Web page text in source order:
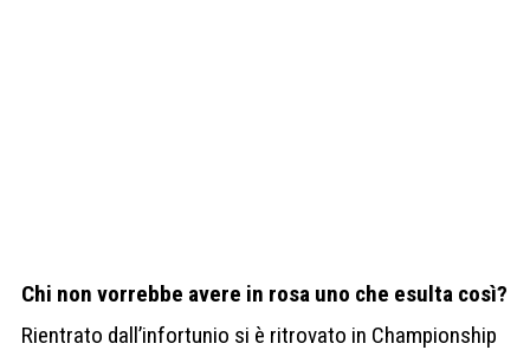
Chi non vorrebbe avere in rosa uno che esulta così?
Rientrato dall’infortunio si è ritrovato in Championship